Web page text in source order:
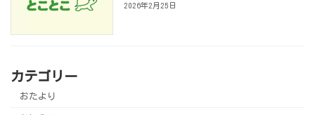
2026年2月25日
カテゴリー
おたより